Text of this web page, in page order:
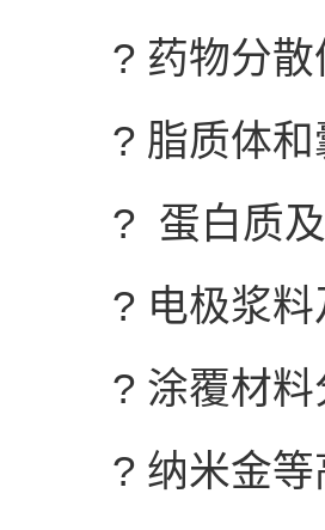
? 药物分
? 脂质体
? 蛋白质
? 电极浆
? 涂覆材
? 纳米金